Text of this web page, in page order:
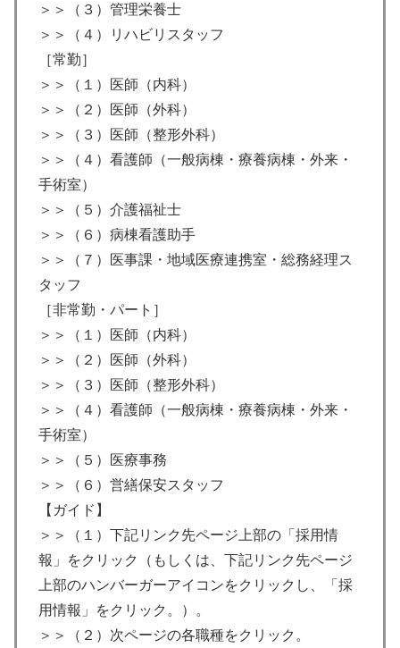
＞＞（３）管理栄養士
＞＞（４）リハビリスタッフ
［常勤］
＞＞（１）医師（内科）
＞＞（２）医師（外科）
＞＞（３）医師（整形外科）
＞＞（４）看護師（一般病棟・療養病棟・外来・
手術室）
＞＞（５）介護福祉士
＞＞（６）病棟看護助手
＞＞（７）医事課・地域医療連携室・総務経理ス
タッフ
［非常勤・パート］
＞＞（１）医師（内科）
＞＞（２）医師（外科）
＞＞（３）医師（整形外科）
＞＞（４）看護師（一般病棟・療養病棟・外来・
手術室）
＞＞（５）医療事務
＞＞（６）営繕保安スタッフ
【ガイド】
＞＞（１）下記リンク先ページ上部の「採用情
報」をクリック（もしくは、下記リンク先ページ
上部のハンバーガーアイコンをクリックし、「採
用情報」をクリック。）。
＞＞（２）次ページの各職種をクリック。